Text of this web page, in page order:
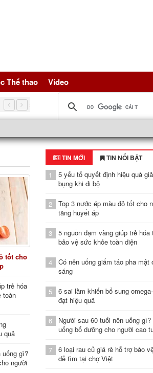
Thể thao Video
5 nguồn đạm vàng giúp trẻ hóa tế
tốt cho
trẻ hóa
toàn
quả
uống gì?
người
TIN MỚI TIN NỔI BẬT
1
5 yếu tố quyết định hiệu quả
bụng khi đi bộ
2
Top 3 nước ép màu đỏ tốt cho
tăng huyết áp
3
5 nguồn đạm vàng giúp trẻ hóa
bảo vệ sức khỏe toàn diện
4
Có nên uống giấm táo pha mật
sáng
5
6 sai lầm khiến bổ sung
đạt hiệu quả
6
Người sau 60 tuổi nên uống
uống bổ dưỡng cho người cao
7
6 loại rau củ giá rẻ hỗ trợ bảo
dễ tìm tại chợ Việt